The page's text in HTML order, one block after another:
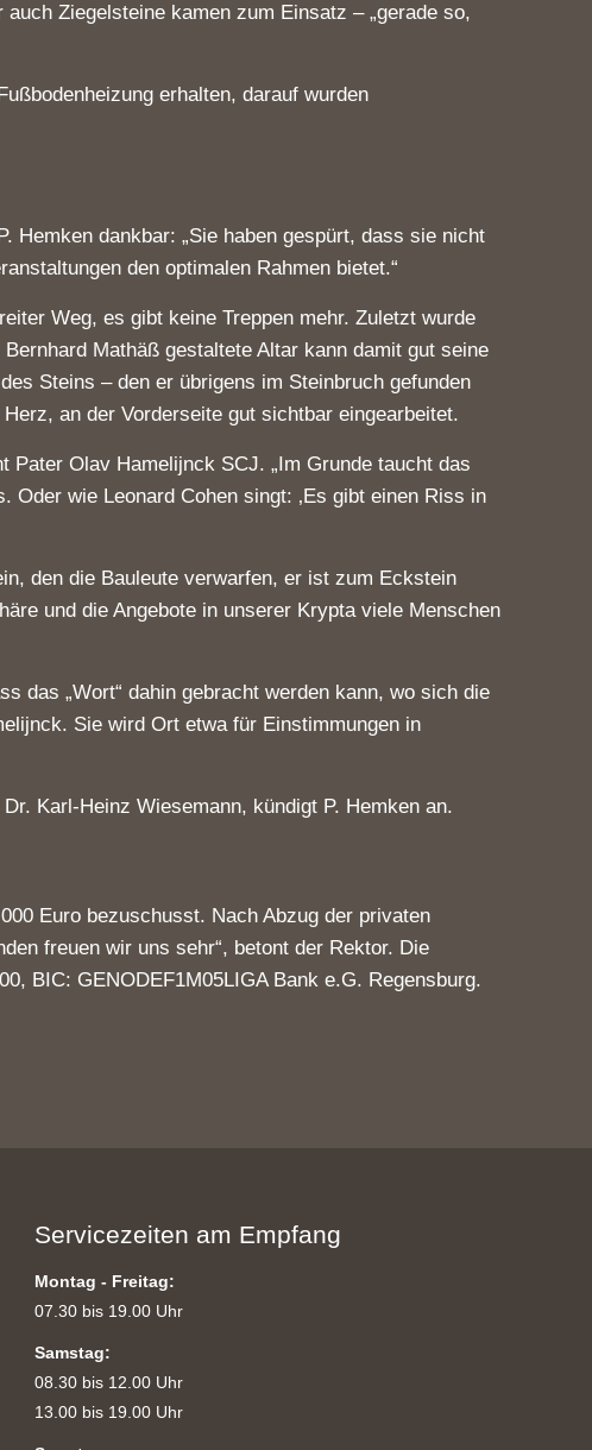
Ziegelsteine kamen zum Einsatz – „gerade so,
erhalten, darauf wurden
Hemken dankbar: „Sie haben gespürt, dass sie nicht
den optimalen Rahmen bietet.“
Weg, es gibt keine Treppen mehr. Zuletzt wurde
Mathäß gestaltete Altar kann damit gut seine
Steins – den er übrigens im Steinbruch gefunden
an der Vorderseite gut sichtbar eingearbeitet.
Pater Olav Hamelijnck SCJ. „Im Grunde taucht das
wie Leonard Cohen singt: ‚Es gibt einen Riss in
den die Bauleute verwarfen, er ist zum Eckstein
und die Angebote in unserer Krypta viele Menschen
das „Wort“ dahin gebracht werden kann, wo sich die
Sie wird Ort etwa für Einstimmungen in
Karl-Heinz Wiesemann, kündigt P. Hemken an.
Euro bezuschusst. Nach Abzug der privaten
freuen wir uns sehr“, betont der Rektor. Die
BIC: GENODEF1M05LIGA Bank e.G. Regensburg.
Servicezeiten am Empfang
Montag - Freitag:
07.30 bis 19.00 Uhr
Samstag:
08.30 bis 12.00 Uhr
13.00 bis 19.00 Uhr